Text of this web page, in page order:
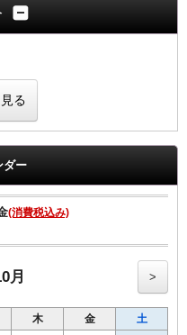
グッズをプレゼント
ので、他のプランをご予約下
ット環境無料
る
ダー
(消費税込み)
月 >
木 金 土